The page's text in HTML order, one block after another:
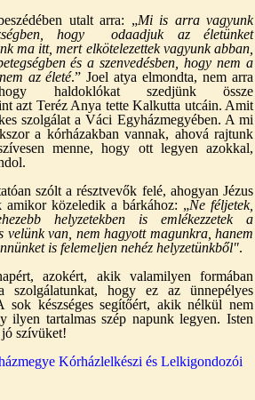
utalt arra: „Mi is arra vagyunk
hogy odaadjuk az életünket
ma itt, mert elkötelezettek vagyunk abban,
és a szenvedésben, hogy nem a
az életé.” Joel atya elmondta, nem arra
haldoklókat szedjünk össze
azt Teréz Anya tette Kalkutta utcáin. Amit
szolgálat a Váci Egyházmegyében. A mi
a kórházakban vannak, ahová rajtunk
menne, hogy ott legyen azokkal,
szólt a résztvevők felé, ahogyan Jézus
amikor közeledik a bárkához: „Ne féljetek,
helyzetekben is emlékezzetek a
velünk van, nem hagyott magunkra, hanem
is felemeljen nehéz helyzetünkből".
azokért, akik valamilyen formában
szolgálatunkat, hogy ez az ünnepélyes
sok készséges segítőért, akik nélkül nem
ilyen tartalmas szép napunk legyen. Isten
szívüket!
Kórházlelkészi és Lelkigondozói